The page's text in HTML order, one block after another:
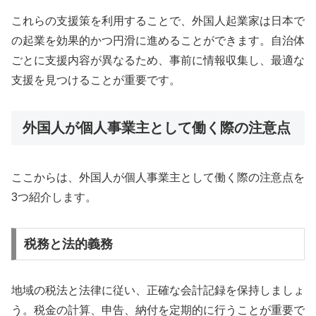
これらの支援策を利用することで、外国人起業家は日本で
の起業を効果的かつ円滑に進めることができます。自治体
ごとに支援内容が異なるため、事前に情報収集し、最適な
支援を見つけることが重要です。
外国人が個人事業主として働く際の注意点
ここからは、外国人が個人事業主として働く際の注意点を
3つ紹介します。
税務と法的義務
地域の税法と法律に従い、正確な会計記録を保持しましょ
う。税金の計算、申告、納付を定期的に行うことが重要で